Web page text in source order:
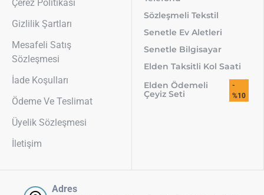
Çerez Politikası
Gizlilik Şartları
Mesafeli Satış
Sözleşmesi
İade Koşulları
Ödeme Ve Teslimat
Üyelik Sözleşmesi
İletişim
Sözleşmeli Tekstil
Senetle Ev Aletleri
Senetle Bilgisayar
Elden Taksitli Kol Saati
Elden Ödemeli
Çeyiz Seti
-
%10
Adres